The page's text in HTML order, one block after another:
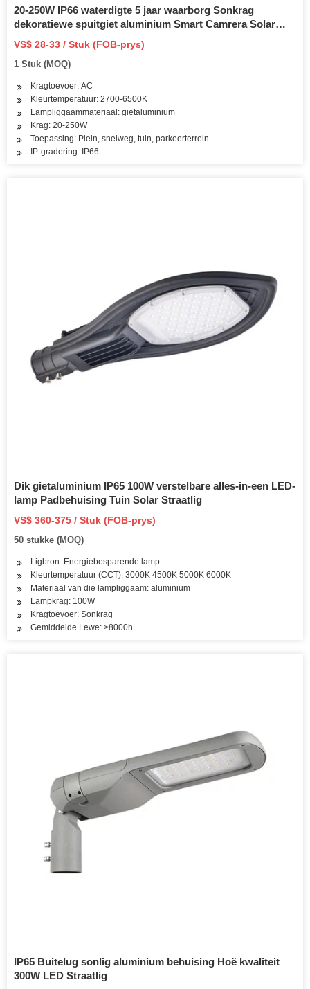
20-250W IP66 waterdigte 5 jaar waarborg Sonkrag
dekoratiewe spuitgiet aluminium Smart Camrera Solar
Flood Light LED Straatlig Behuising vir Park Vervaardiger
VS$ 28-33 / Stuk (FOB-prys)
1 Stuk (MOQ)
Kragtoevoer: AC
Kleurtemperatuur: 2700-6500K
Lampliggaammateriaal: gietaluminium
Krag: 20-250W
Toepassing: Plein, snelweg, tuin, parkeerterrein
IP-gradering: IP66
Dik gietaluminium IP65 100W verstelbare alles-in-een LED-
lamp Padbehuising Tuin Solar Straatlig
VS$ 360-375 / Stuk (FOB-prys)
50 stukke (MOQ)
Ligbron: Energiebesparende lamp
Kleurtemperatuur (CCT): 3000K 4500K 5000K 6000K
Materiaal van die lampliggaam: aluminium
Lampkrag: 100W
Kragtoevoer: Sonkrag
Gemiddelde Lewe: >8000h
IP65 Buitelug sonlig aluminium behuising Hoë kwaliteit
300W LED Straatlig